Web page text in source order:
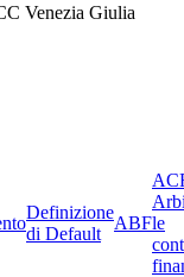
Venezia Giulia
Definizione
di Default
ABFle